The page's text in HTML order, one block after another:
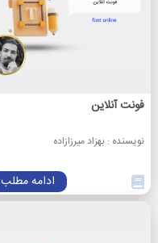
فونت‌ آنلاین
نویسنده : بهزاد میرزازاده
ادامه مطلب